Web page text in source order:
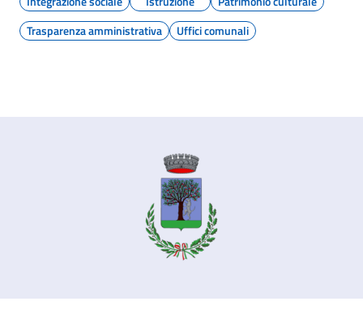
Trasparenza amministrativa
Uffici comunali